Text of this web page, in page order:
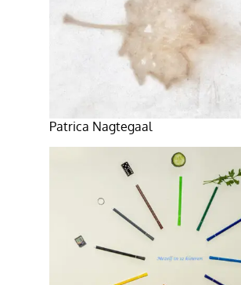
Patrica Nagtegaal